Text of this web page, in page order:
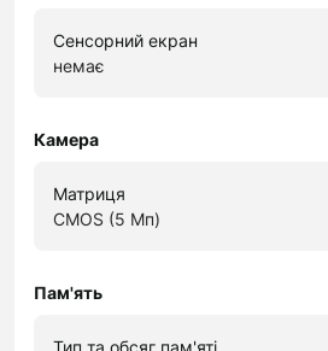
Сенсорний екран
немає
Камера
Матриця
CMOS (5 Мп)
Пам'ять
Тип та обсяг пам'яті